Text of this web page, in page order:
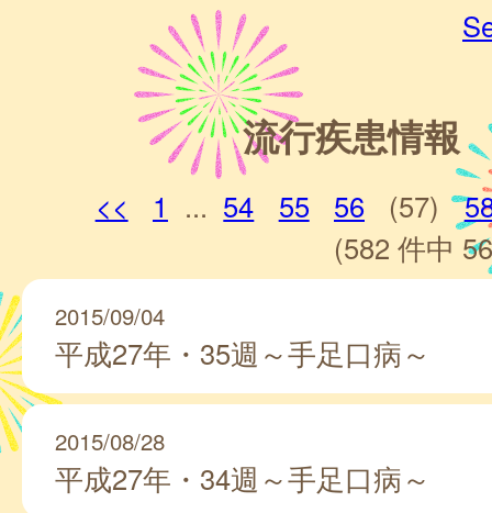
流行疾患情報
<< 1 ... 54 55 56 (57)
(582 件中
2015/09/04
平成27年・35週～手足口病～
2015/08/28
平成27年・34週～手足口病～